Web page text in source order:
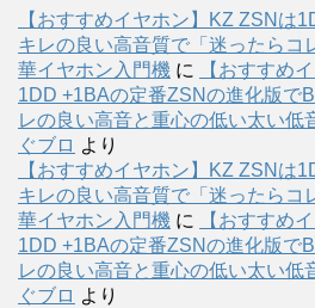
【おすすめイヤホン】KZ ZSNは
キレの良い高音質で「迷ったらコ
華イヤホン入門機 に
【おすすめ
1DD +1BAの定番ZSNの進化版で
レの良い高音と重心の低い太い低
ぐブロ より
【おすすめイヤホン】KZ ZSNは
キレの良い高音質で「迷ったらコ
華イヤホン入門機 に
【おすすめ
1DD +1BAの定番ZSNの進化版で
レの良い高音と重心の低い太い低
ぐブロ より